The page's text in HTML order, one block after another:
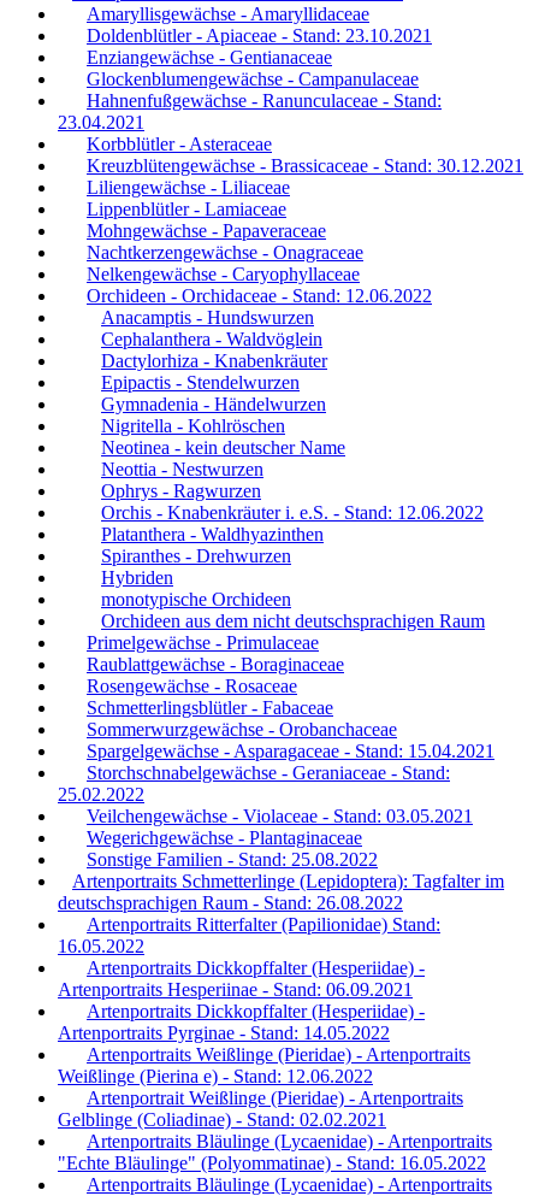
Amaryllisgewächse - Amaryllidaceae
Doldenblütler - Apiaceae - Stand: 23.10.2021
Enziangewächse - Gentianaceae
Glockenblumengewächse - Campanulaceae
Hahnenfußgewächse - Ranunculaceae - Stand:
23.04.2021
Korbblütler - Asteraceae
Kreuzblütengewächse - Brassicaceae - Stand: 30.12.2021
Liliengewächse - Liliaceae
Lippenblütler - Lamiaceae
Mohngewächse - Papaveraceae
Nachtkerzengewächse - Onagraceae
Nelkengewächse - Caryophyllaceae
Orchideen - Orchidaceae - Stand: 12.06.2022
Anacamptis - Hundswurzen
Cephalanthera - Waldvöglein
Dactylorhiza - Knabenkräuter
Epipactis - Stendelwurzen
Gymnadenia - Händelwurzen
Nigritella - Kohlröschen
Neotinea - kein deutscher Name
Neottia - Nestwurzen
Ophrys - Ragwurzen
Orchis - Knabenkräuter i. e.S. - Stand: 12.06.2022
Platanthera - Waldhyazinthen
Spiranthes - Drehwurzen
Hybriden
monotypische Orchideen
Orchideen aus dem nicht deutschsprachigen Raum
Primelgewächse - Primulaceae
Raublattgewächse - Boraginaceae
Rosengewächse - Rosaceae
Schmetterlingsblütler - Fabaceae
Sommerwurzgewächse - Orobanchaceae
Spargelgewächse - Asparagaceae - Stand: 15.04.2021
Storchschnabelgewächse - Geraniaceae - Stand:
25.02.2022
Veilchengewächse - Violaceae - Stand: 03.05.2021
Wegerichgewächse - Plantaginaceae
Sonstige Familien - Stand: 25.08.2022
Artenportraits Schmetterlinge (Lepidoptera): Tagfalter im
deutschsprachigen Raum - Stand: 26.08.2022
Artenportraits Ritterfalter (Papilionidae) Stand:
16.05.2022
Artenportraits Dickkopffalter (Hesperiidae) -
Artenportraits Hesperiinae - Stand: 06.09.2021
Artenportraits Dickkopffalter (Hesperiidae) -
Artenportraits Pyrginae - Stand: 14.05.2022
Artenportraits Weißlinge (Pieridae) - Artenportraits
Weißlinge (Pierina e) - Stand: 12.06.2022
Artenportrait Weißlinge (Pieridae) - Artenportraits
Gelblinge (Coliadinae) - Stand: 02.02.2021
Artenportraits Bläulinge (Lycaenidae) - Artenportraits
"Echte Bläulinge" (Polyommatinae) - Stand: 16.05.2022
Artenportraits Bläulinge (Lycaenidae) - Artenportraits